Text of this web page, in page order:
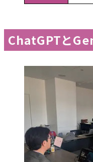
ChatGPTと